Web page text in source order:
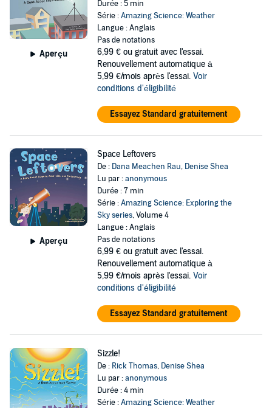
Aperçu
Durée : 5 min
Série :Amazing Science: Weather
Langue : Anglais
Pas de notations
6,99 € ou gratuit avec l'essai.
Renouvellement automatique à
5,99 €/mois après l'essai. Voir
conditions d'éligibilité
Essayez Standard gratuitement
Aperçu
Space Leftovers
De : Dana Meachen Rau, Denise Shea
Lu par :anonymous
Durée : 7 min
Série :Amazing Science: Exploring the
Sky series, Volume 4
Langue : Anglais
Pas de notations
6,99 € ou gratuit avec l'essai.
Renouvellement automatique à
5,99 €/mois après l'essai. Voir
conditions d'éligibilité
Essayez Standard gratuitement
Sizzle!
De : Rick Thomas, Denise Shea
Lu par :anonymous
Durée : 4 min
Série :Amazing Science: Weather